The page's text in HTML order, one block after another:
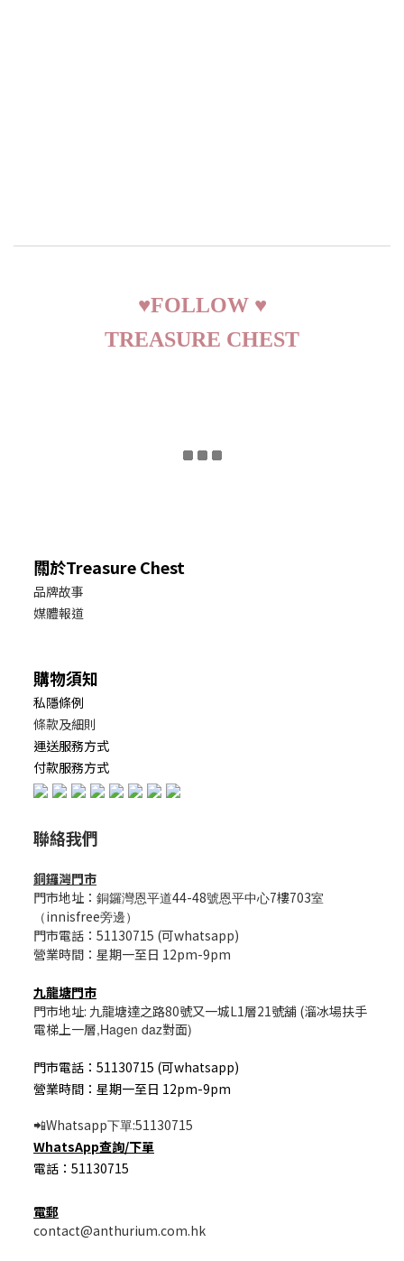
♥FOLLOW ♥
TREASURE CHEST
關於Treasure Chest
品牌故事
媒體報道
購物須知
私隱條例
條款及細則
運送服務方式
付款服務方式
聯絡我們
銅鑼灣門市
門市地址： 銅鑼灣恩平道44-48號恩平中心7樓703室
（ innisfree旁邊）
門市電話：51130715 (可whatsapp)
營業時間：星期一至日 12pm-9pm
九龍塘門市
門市地址: 九龍塘達之路80號又一城L1層21號舖 (溜冰場扶手
電梯上一層,Hagen daz對面)
門市電話：51130715 (可whatsapp)
營業時間：星期一至日 12pm-9pm
📲Whatsapp下單:51130715
WhatsApp查詢/下單
電話：51130715
電郵
contact@anthurium.com.hk